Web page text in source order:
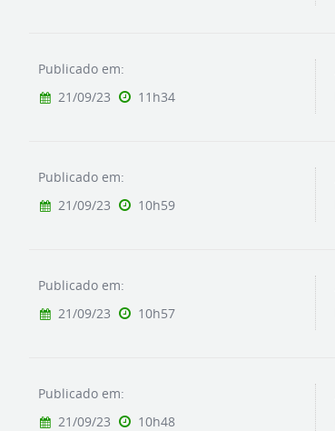
Publicado em:
21/09/23
11h34
Publicado em:
21/09/23
10h59
Publicado em:
21/09/23
10h57
Publicado em:
21/09/23
10h48